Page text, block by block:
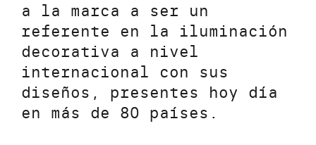
a la marca a ser un
referente en la iluminación
decorativa a nivel
internacional con sus
diseños, presentes hoy día
en más de 80 países.